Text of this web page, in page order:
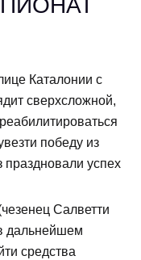
Каталонии с
сверхсложной,
победу из
праздновали успех
Салветти
дальнейшем
средства